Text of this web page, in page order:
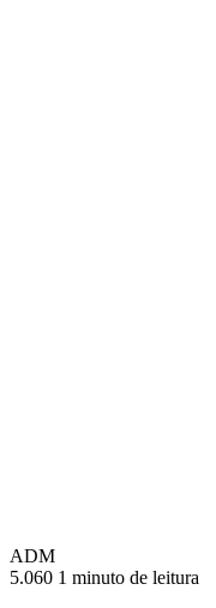
ADM
5.060 1 minuto de leitura